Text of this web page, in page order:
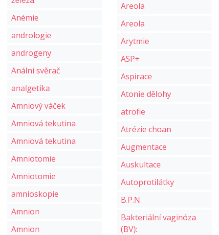
Anémie
andrologie
androgeny
Anální svěrač
analgetika
Amniový váček
Amniová tekutina
Amniová tekutina
Amniotomie
Amniotomie
amnioskopie
Amnion
Amnion
Areola
Areola
Arytmie
ASP+
Aspirace
Atonie dělohy
atrofie
Atrézie choan
Augmentace
Auskultace
Autoprotilátky
B.P.N.
Bakteriální vaginóza
(BV):